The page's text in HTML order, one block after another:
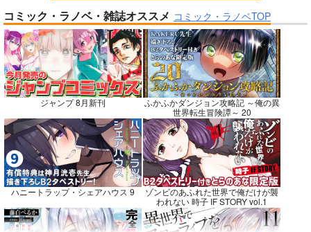
No.6
悪縁
ぽむ屋
770円（税込）
Fate/Grand Order
No.8
RED nankaAkanjino
OMNIBUS
ハイパーソニックソウ
ル
No.8
社畜巡礼記３ 南米ス
ペシャル
赤茄子労働組合
専売 1,375円（税込）
コミック・ラノベ・雑誌オススメ コミック・ラノベTOP
ジャンプ 8月新刊
ふかふかダンジョン攻略記 ～俺の異
世界転生冒険譚～ 20
ハニートラップ・シェアハウス 9
ゾンビのあふれた世界で俺だけが襲
われない 時子 IF STORY vol.1